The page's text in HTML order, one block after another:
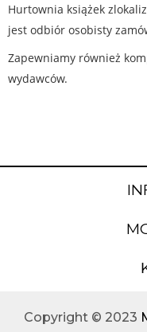
Hurtownia książek
jest odbiór osobisty
Zapewniamy również
wydawców.
Copyright © 2023